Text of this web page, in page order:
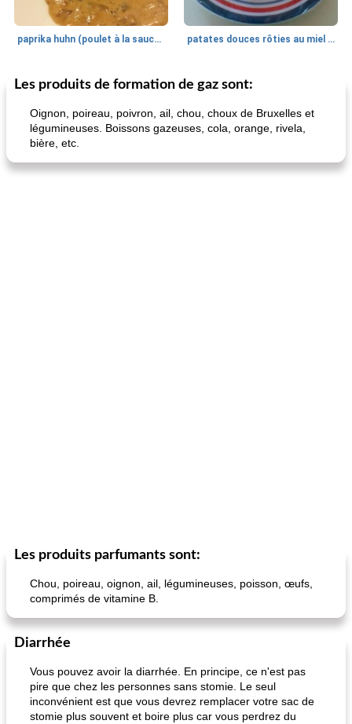
paprika huhn (poulet à la sauce paprika). patates douces rôties au miel / kumara
25min
Petit déjeuner et brunch Viande et volaille
Les produits de formation de gaz sont:
Oignon, poireau, poivron, ail, chou, choux de Bruxelles et
légumineuses. Boissons gazeuses, cola, orange, rivela,
bière, etc.
Les produits parfumants sont:
Chou, poireau, oignon, ail, légumineuses, poisson, œufs,
comprimés de vitamine B.
Diarrhée
Vous pouvez avoir la diarrhée. En principe, ce n'est pas
pire que chez les personnes sans stomie. Le seul
inconvénient est que vous devrez remplacer votre sac de
stomie plus souvent et boire plus car vous perdrez du